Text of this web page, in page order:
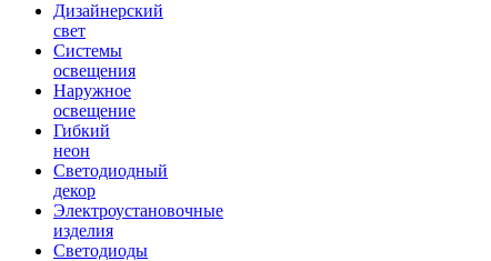
Дизайнерский
свет
Системы
освещения
Наружное
освещение
Гибкий
неон
Светодиодный
декор
Электроустановочные
изделия
Светодиоды